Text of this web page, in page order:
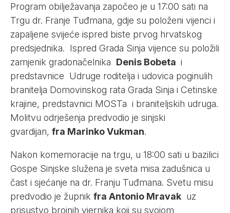
Program obilježavanja započeo je u 17:00 sati na
Trgu dr. Franje Tuđmana, gdje su položeni vijenci i
zapaljene svijeće ispred biste prvog hrvatskog
predsjednika. Ispred Grada Sinja vijence su položili
zamjenik gradonačelnika Denis Bobeta i
predstavnice Udruge roditelja i udovica poginulih
branitelja Domovinskog rata Grada Sinja i Cetinske
krajine, predstavnici MOSTa i braniteljskih udruga.
Molitvu odrješenja predvodio je sinjski
gvardijan, fra Marinko Vukman.
Nakon komemoracije na trgu, u 18:00 sati u bazilici
Gospe Sinjske služena je sveta misa zadušnica u
čast i sjećanje na dr. Franju Tuđmana. Svetu misu
predvodio je župnik fra Antonio Mravak uz
prisustvo brojnih vjernika koji su svojom